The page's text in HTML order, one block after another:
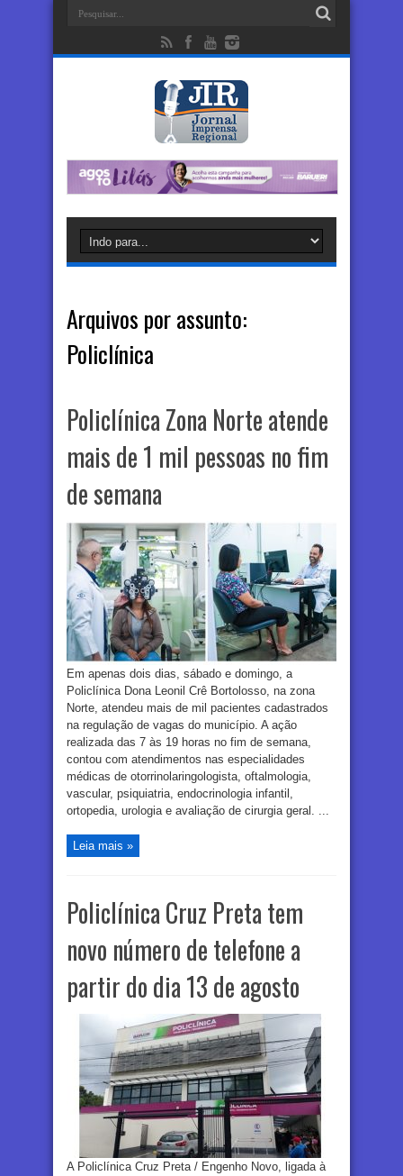
Arquivos por assunto:
Policlínica
Policlínica Zona Norte atende
mais de 1 mil pessoas no fim
de semana
Em apenas dois dias, sábado e domingo, a
Policlínica Dona Leonil Crê Bortolosso, na zona
Norte, atendeu mais de mil pacientes cadastrados
na regulação de vagas do município. A ação
realizada das 7 às 19 horas no fim de semana,
contou com atendimentos nas especialidades
médicas de otorrinolaringologista, oftalmologia,
vascular, psiquiatria, endocrinologia infantil,
ortopedia, urologia e avaliação de cirurgia geral. ...
Leia mais »
Policlínica Cruz Preta tem
novo número de telefone a
partir do dia 13 de agosto
A Policlínica Cruz Preta / Engenho Novo, ligada à